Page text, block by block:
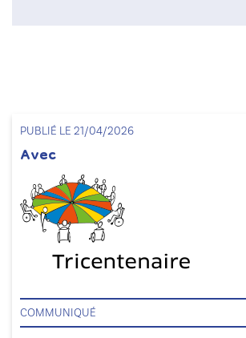
PUBLIÉ LE 21/04/2026
Avec
COMMUNIQUÉ